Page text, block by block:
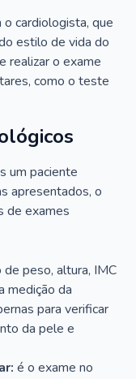
cardiologista, que
estilo de vida do
realizar o exame
como o teste
um paciente
apresentados, o
de exames
de peso, altura, IMC
medição da
para verificar
da pele e
é o exame no